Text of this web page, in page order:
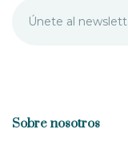
Sobre nosotros